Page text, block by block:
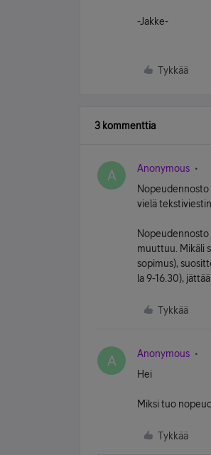
-Jakke-
Tykkää
3 kommenttia
A Anonymous
Nopeudennosto
vielä
Nopeudennosto
muuttuu. Mikäli
sopimus),
la 9-16.30), jättää
Tykkää
A Anonymous
Hei
Miksi tuo
Tykkää